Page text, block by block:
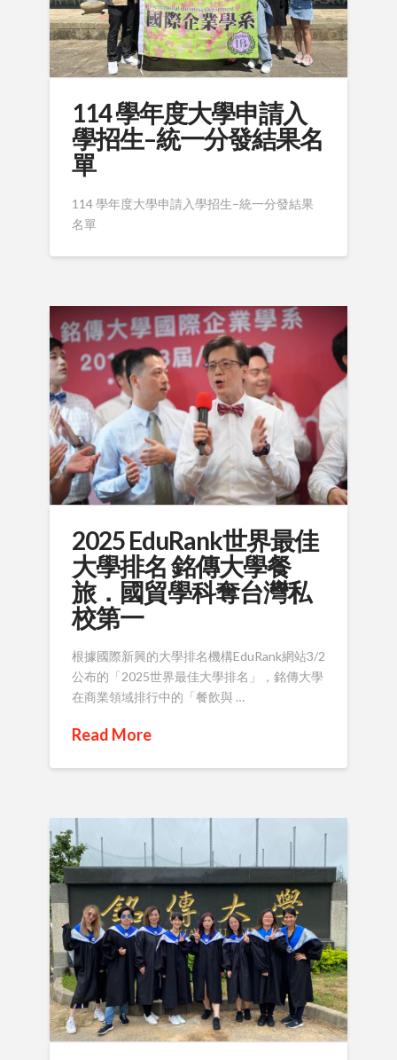
114 學年度大學申請入
學招生–統一分發結果名
單
114 學年度大學申請入學招生–統一分發結果
名單
2025 EduRank世界最佳
大學排名 銘傳大學餐
旅．國貿學科奪台灣私
校第一
根據國際新興的大學排名機構EduRank網站3/2
公布的「2025世界最佳大學排名」，銘傳大學
在商業領域排行中的「餐飲與 …
Read More